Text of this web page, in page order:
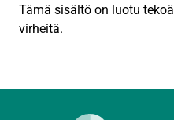
Tämä sisältö on luotu
virheitä.